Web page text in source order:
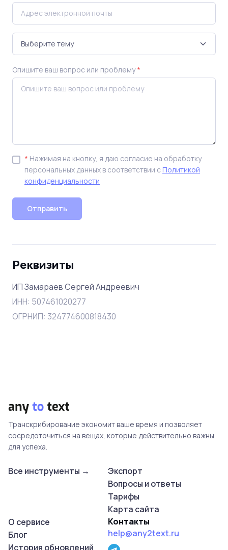
Опишите ваш вопрос или проблему*
* Нажимая на кнопку, я даю согласие на обработку
персональных данных в соответствии с Политикой
конфиденциальности
Отправить
Реквизиты
ИП Замараев Сергей Андреевич
ИНН: 507461020277
ОГРНИП: 324774600818430
Транскрибирование экономит ваше время и позволяет
сосредоточиться на вещах, которые действительно важны
для успеха.
Все инструменты →
Экспорт
Вопросы и ответы
Тарифы
Карта сайта
О сервисе
Блог
История обновлений
Контакты
help@any2text.ru